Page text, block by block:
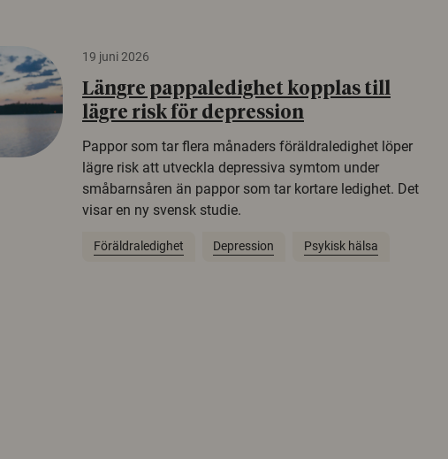
19 juni 2026
Längre pappaledighet kopplas till
lägre risk för depression
Pappor som tar flera månaders föräldraledighet löper
lägre risk att utveckla depressiva symtom under
småbarnsåren än pappor som tar kortare ledighet. Det
visar en ny svensk studie.
Föräldraledighet Depression Psykisk hälsa